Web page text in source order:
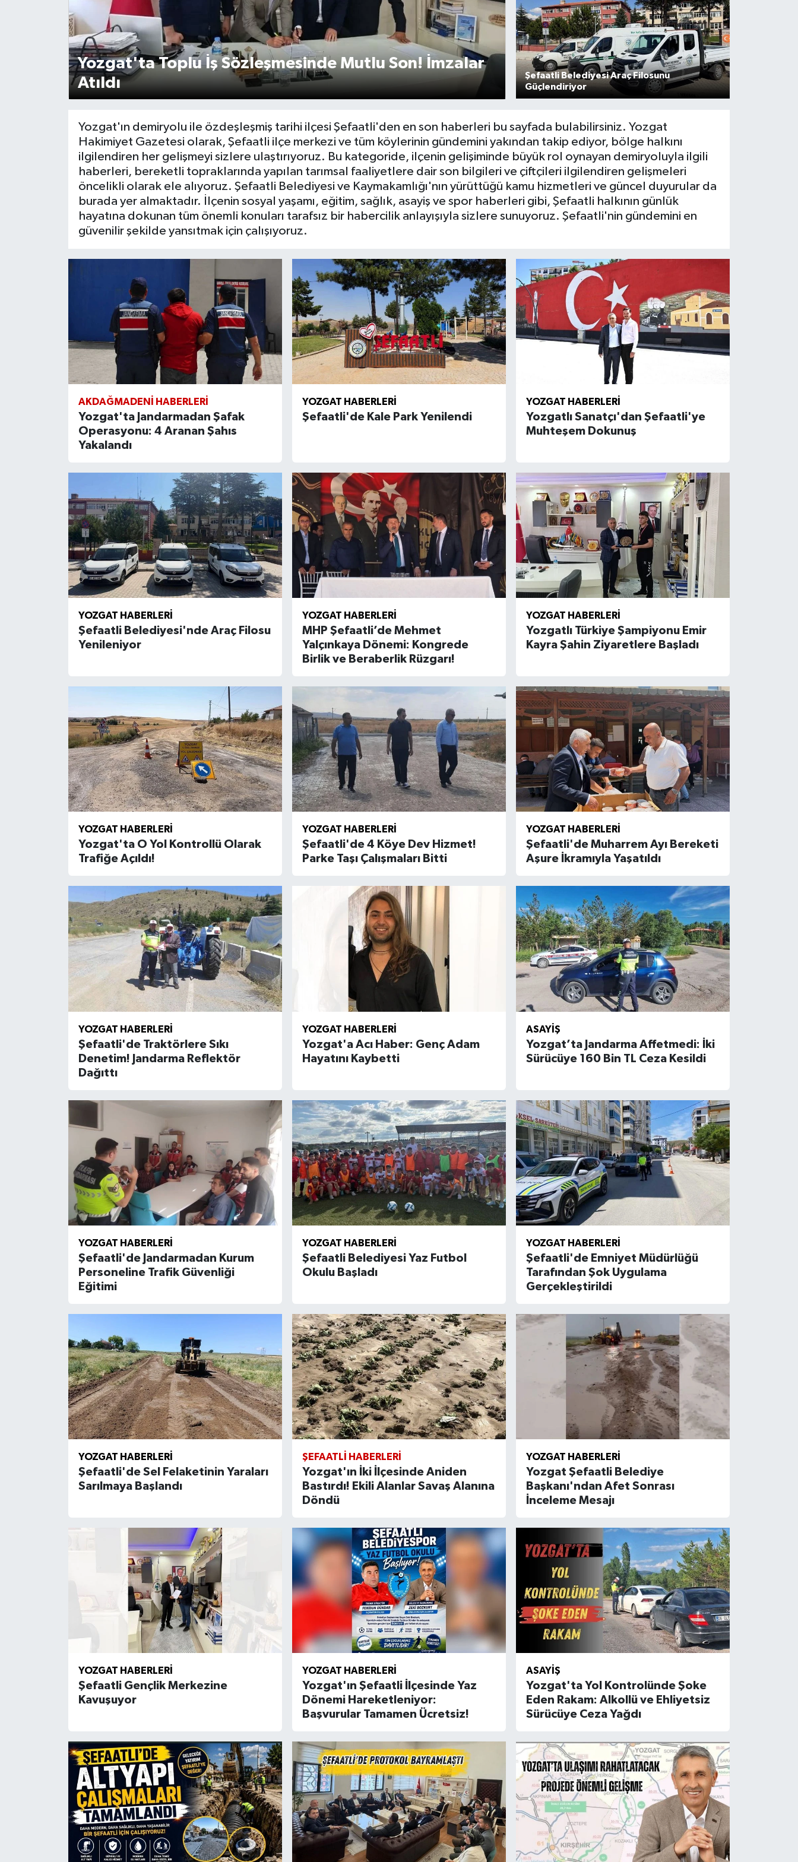
Yozgat'ta Toplu İş Sözleşmesinde Mutlu Son! İmzalar
Atıldı
Şefaatli Belediyesi Araç Filosunu
Güçlendiriyor
Yozgat'ın demiryolu ile özdeşleşmiş tarihi ilçesi Şefaatli'den en son haberleri bu sayfada bulabilirsiniz. Yozgat
Hakimiyet Gazetesi olarak, Şefaatli ilçe merkezi ve tüm köylerinin gündemini yakından takip ediyor, bölge halkını
ilgilendiren her gelişmeyi sizlere ulaştırıyoruz. Bu kategoride, ilçenin gelişiminde büyük rol oynayan demiryoluyla ilgili
haberleri, bereketli topraklarında yapılan tarımsal faaliyetlere dair son bilgileri ve çiftçileri ilgilendiren gelişmeleri
öncelikli olarak ele alıyoruz. Şefaatli Belediyesi ve Kaymakamlığı'nın yürüttüğü kamu hizmetleri ve güncel duyurular da
burada yer almaktadır. İlçenin sosyal yaşamı, eğitim, sağlık, asayiş ve spor haberleri gibi, Şefaatli halkının günlük
hayatına dokunan tüm önemli konuları tarafsız bir habercilik anlayışıyla sizlere sunuyoruz. Şefaatli'nin gündemini en
güvenilir şekilde yansıtmak için çalışıyoruz.
AKDAĞMADENI HABERLERI
Yozgat'ta Jandarmadan Şafak
Operasyonu: 4 Aranan Şahıs
Yakalandı
YOZGAT HABERLERI
Şefaatli'de Kale Park Yenilendi
YOZGAT HABERLERI
Yozgatlı Sanatçı'dan Şefaatli'ye
Muhteşem Dokunuş
YOZGAT HABERLERI
Şefaatli Belediyesi'nde Araç Filosu
Yenileniyor
YOZGAT HABERLERI
MHP Şefaatli’de Mehmet
Yalçınkaya Dönemi: Kongrede
Birlik ve Beraberlik Rüzgarı!
YOZGAT HABERLERI
Yozgatlı Türkiye Şampiyonu Emir
Kayra Şahin Ziyaretlere Başladı
YOZGAT HABERLERI
Yozgat'ta O Yol Kontrollü Olarak
Trafiğe Açıldı!
YOZGAT HABERLERI
Şefaatli'de 4 Köye Dev Hizmet!
Parke Taşı Çalışmaları Bitti
YOZGAT HABERLERI
Şefaatli'de Muharrem Ayı Bereketi
Aşure İkramıyla Yaşatıldı
YOZGAT HABERLERI
Şefaatli'de Traktörlere Sıkı
Denetim! Jandarma Reflektör
Dağıttı
YOZGAT HABERLERI
Yozgat'a Acı Haber: Genç Adam
Hayatını Kaybetti
ASAYIŞ
Yozgat’ta Jandarma Affetmedi: İki
Sürücüye 160 Bin TL Ceza Kesildi
YOZGAT HABERLERI
Şefaatli'de Jandarmadan Kurum
Personeline Trafik Güvenliği
Eğitimi
YOZGAT HABERLERI
Şefaatli Belediyesi Yaz Futbol
Okulu Başladı
YOZGAT HABERLERI
Şefaatli'de Emniyet Müdürlüğü
Tarafından Şok Uygulama
Gerçekleştirildi
YOZGAT HABERLERI
Şefaatli'de Sel Felaketinin Yaraları
Sarılmaya Başlandı
ŞEFAATLI HABERLERI
Yozgat'ın İki İlçesinde Aniden
Bastırdı! Ekili Alanlar Savaş Alanına
Döndü
YOZGAT HABERLERI
Yozgat Şefaatli Belediye
Başkanı'ndan Afet Sonrası
İnceleme Mesajı
YOZGAT HABERLERI
Şefaatli Gençlik Merkezine
Kavuşuyor
YOZGAT HABERLERI
Yozgat'ın Şefaatli İlçesinde Yaz
Dönemi Hareketleniyor:
Başvurular Tamamen Ücretsiz!
ASAYIŞ
Yozgat'ta Yol Kontrolünde Şoke
Eden Rakam: Alkollü ve Ehliyetsiz
Sürücüye Ceza Yağdı